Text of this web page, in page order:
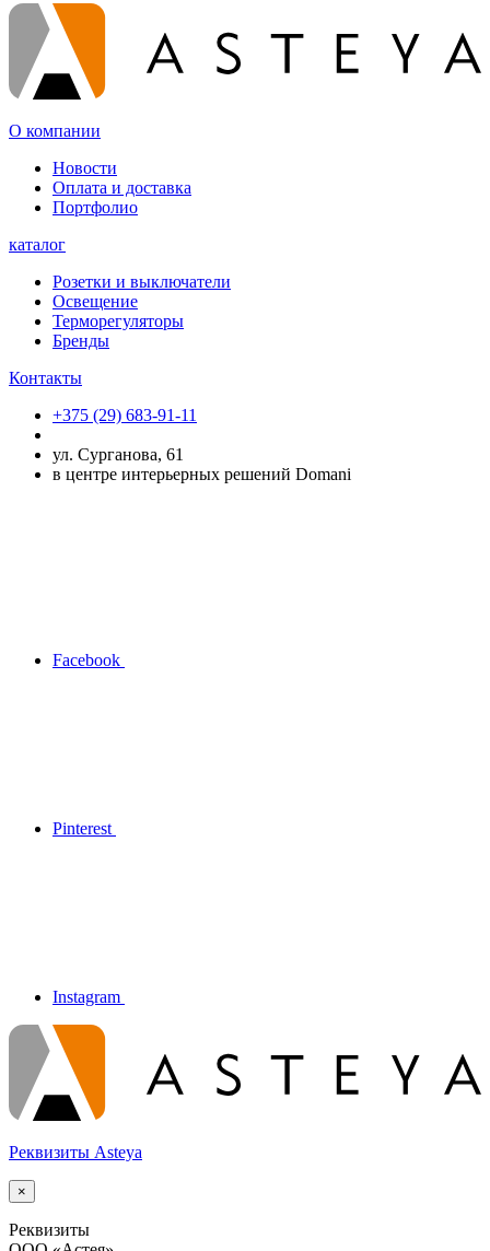
О компании
Новости
Оплата и доставка
Портфолио
каталог
Розетки и выключатели
Освещение
Терморегуляторы
Бренды
Контакты
+375 (29) 683-91-11
ул. Сурганова, 61
в центре интерьерных решений Domani
Facebook
Pinterest
Instagram
Реквизиты Asteya
×
Реквизиты